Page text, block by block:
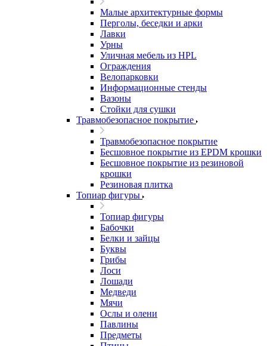
Малые архитектурные формы
Перголы, беседки и арки
Лавки
Урны
Уличная мебель из HPL
Ограждения
Велопарковки
Информационные стенды
Вазоны
Стойки для сушки
Травмобезопасное покрытие
Травмобезопасное покрытие
Бесшовное покрытие из EPDM крошки
Бесшовное покрытие из резиновой
крошки
Резиновая плитка
Топиар фигуры
Топиар фигуры
Бабочки
Белки и зайцы
Буквы
Грибы
Лоси
Лошади
Медведи
Мячи
Ослы и олени
Павлины
Предметы